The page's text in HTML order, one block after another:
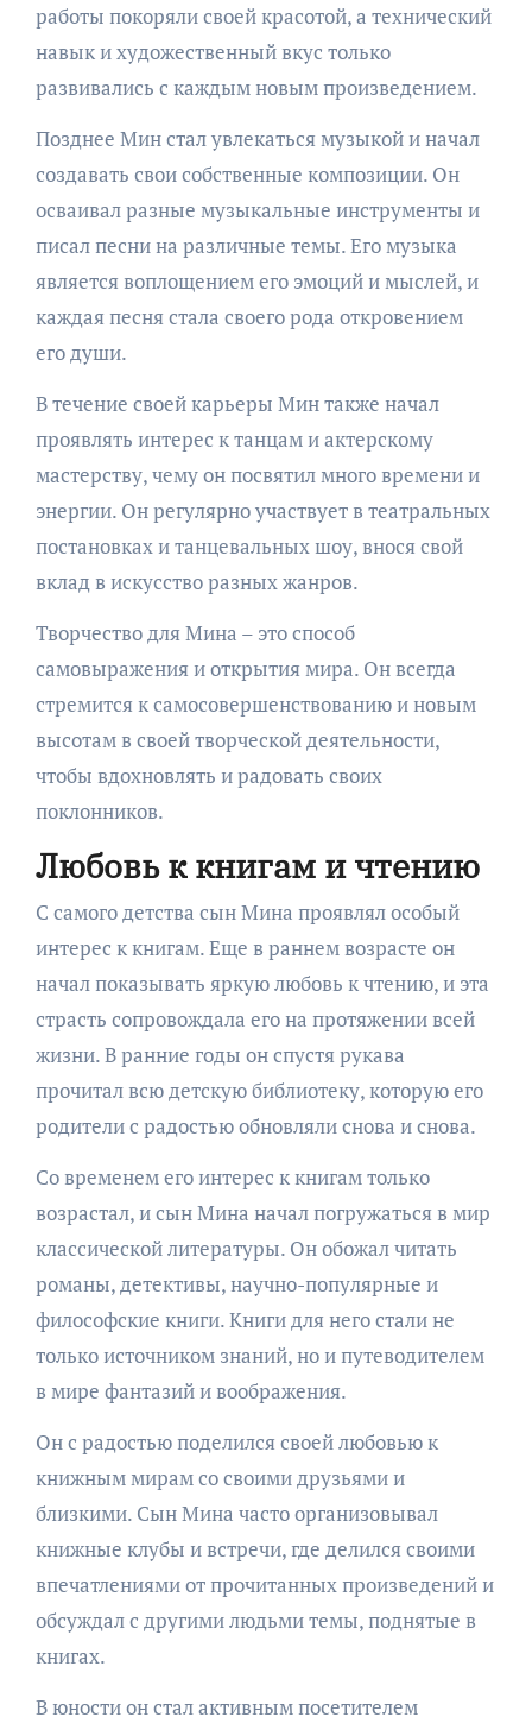
работы покоряли своей красотой, а технический
навык и художественный вкус только
развивались с каждым новым произведением.
Позднее Мин стал увлекаться музыкой и начал
создавать свои собственные композиции. Он
осваивал разные музыкальные инструменты и
писал песни на различные темы. Его музыка
является воплощением его эмоций и мыслей, и
каждая песня стала своего рода откровением
его души.
В течение своей карьеры Мин также начал
проявлять интерес к танцам и актерскому
мастерству, чему он посвятил много времени и
энергии. Он регулярно участвует в театральных
постановках и танцевальных шоу, внося свой
вклад в искусство разных жанров.
Творчество для Мина – это способ
самовыражения и открытия мира. Он всегда
стремится к самосовершенствованию и новым
высотам в своей творческой деятельности,
чтобы вдохновлять и радовать своих
поклонников.
Любовь к книгам и чтению
С самого детства сын Мина проявлял особый
интерес к книгам. Еще в раннем возрасте он
начал показывать яркую любовь к чтению, и эта
страсть сопровождала его на протяжении всей
жизни. В ранние годы он спустя рукава
прочитал всю детскую библиотеку, которую его
родители с радостью обновляли снова и снова.
Со временем его интерес к книгам только
возрастал, и сын Мина начал погружаться в мир
классической литературы. Он обожал читать
романы, детективы, научно-популярные и
философские книги. Книги для него стали не
только источником знаний, но и путеводителем
в мире фантазий и воображения.
Он с радостью поделился своей любовью к
книжным мирам со своими друзьями и
близкими. Сын Мина часто организовывал
книжные клубы и встречи, где делился своими
впечатлениями от прочитанных произведений и
обсуждал с другими людьми темы, поднятые в
книгах.
В юности он стал активным посетителем